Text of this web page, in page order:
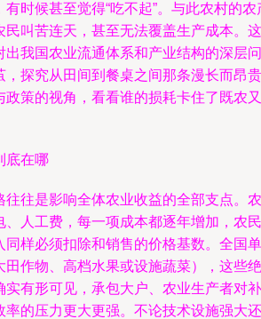
时候甚至觉得“吃不起”。与此农村的农
民叫苦连天，甚至无法覆盖生产成本。这
出我国农业流通体系和产业结构的深层问
，探究从田间到餐桌之间那条漫长而昂贵
政策的视角，看看谁的损耗卡住了既农又
底在哪
往往是影响全体农业收益的全部支点。农
、人工费，每一项成本都逐年增加，农民
同样必须扣除和销售的价格基数。全国单
田作物、高档水果或设施蔬菜），这些绝
实有形可见，承包大户、农业生产者对补
率的压力更大更强。不论技术设施强大还